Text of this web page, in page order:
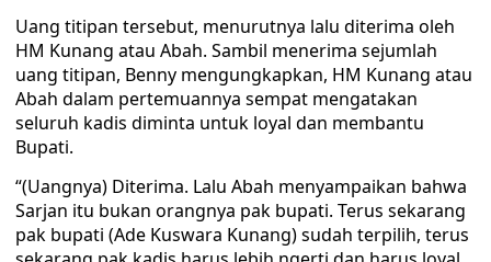
Uang titipan tersebut, menurutnya lalu diterima oleh
HM Kunang atau Abah. Sambil menerima sejumlah
uang titipan, Benny mengungkapkan, HM Kunang atau
Abah dalam pertemuannya sempat mengatakan
seluruh kadis diminta untuk loyal dan membantu
Bupati.
“(Uangnya) Diterima. Lalu Abah menyampaikan bahwa
Sarjan itu bukan orangnya pak bupati. Terus sekarang
pak bupati (Ade Kuswara Kunang) sudah terpilih, terus